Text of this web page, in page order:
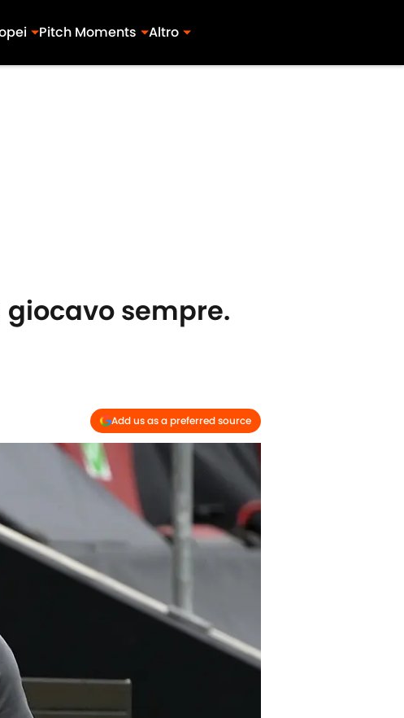
Pitch Moments Altro
giocavo sempre.
Add us as a preferred source